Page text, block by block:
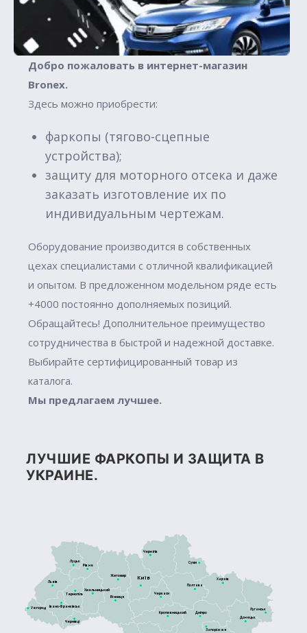
Добро пожаловать в интернет-магазин
Вronex.
Здесь можно приобрести:
фаркопы (тягово-сцепные
устройства);
защиту для моторного отсека и даже
заказать изготовление их по
индивидуальным чертежам.
Оборудование производится в собственных
цехах специалистами с отличной квалификацией
и опытом. В предложенном модельном ряде есть
+4000 постоянно дополняемых позиций.
Обращайтесь! Дополнительное преимущество
сотрудничества в быстрой и надежной доставке.
Выбирайте сертифицированный товар из
каталога.
Мы предлагаем лучшее.
ЛУЧШИЕ ФАРКОПЫ И ЗАЩИТА В
УКРАИНЕ.
Луцьк
Київ
Житомир
Тернопіль
Рівне
Львів
Дніпро
Кропивницький
Харків
Полтава
Черкаси
Суми
Чернігів
Запоріжжя
Донецьк
Луганськ
Ужгород
Чернівці
Вінниця
Хмельницький
Івано-Франківськ